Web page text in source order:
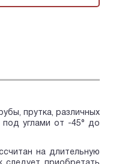
прутка, различных
под углами от -45° до
на длительную